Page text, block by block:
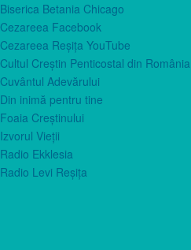
Biserica Betania Chicago
Cezareea Facebook
Cezareea Reşiţa YouTube
Cultul Creştin Penticostal din România
Cuvântul Adevărului
Din inimă pentru tine
Foaia Creştinului
Izvorul Vieţii
Radio Ekklesia
Radio Levi Reşiţa